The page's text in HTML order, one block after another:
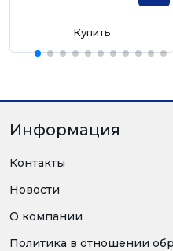
Купить
Информация
Контакты
Новости
О компании
Политика в отношении